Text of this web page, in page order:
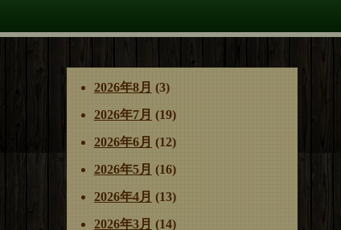
2026年8月 (3)
2026年7月 (19)
2026年6月 (12)
2026年5月 (16)
2026年4月 (13)
2026年3月 (14)